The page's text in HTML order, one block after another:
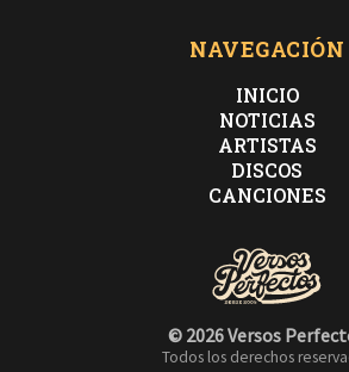
NAVEGACIÓN
INICIO
NOTICIAS
ARTISTAS
DISCOS
CANCIONES
© 2026 Versos
Todos los derechos